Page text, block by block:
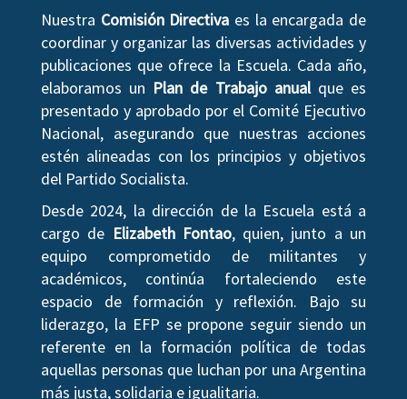
Nuestra Comisión Directiva es la encargada de
coordinar y organizar las diversas actividades y
publicaciones que ofrece la Escuela. Cada año,
elaboramos un Plan de Trabajo anualque es
presentado y aprobado por el Comité Ejecutivo
Nacional, asegurando que nuestras acciones
estén alineadas con los principios y objetivos
del Partido Socialista.
Desde 2024, la dirección de la Escuela está a
cargo de Elizabeth Fontao, quien, junto a un
equipo comprometido de militantes y
académicos, continúa fortaleciendo este
espacio de formación y reflexión. Bajo su
liderazgo, la EFP se propone seguir siendo un
referente en la formación política de todas
aquellas personas que luchan por una Argentina
más justa, solidaria e igualitaria.